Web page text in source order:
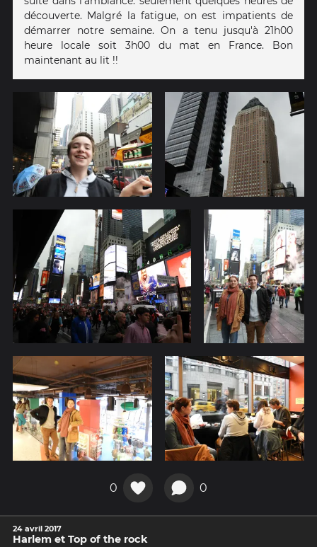
découverte. Malgré la fatigue, on est impatients de
démarrer notre semaine. On a tenu jusqu'à 21h00
heure locale soit 3h00 du mat en France. Bon
maintenant au lit !!
0 0
24 avril 2017
Harlem et Top of the rock